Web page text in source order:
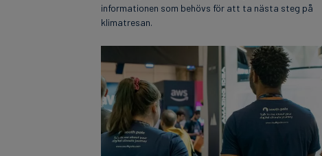
informationen som behövs för att ta nästa steg på
klimatresan.